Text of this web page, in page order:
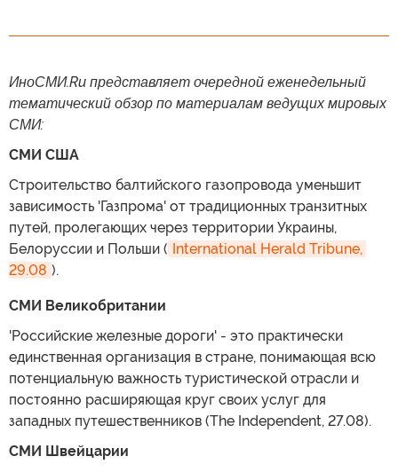
ИноСМИ.Ru представляет очередной еженедельный
тематический обзор по материалам ведущих мировых
СМИ:
СМИ США
Строительство балтийского газопровода уменьшит
зависимость 'Газпрома' от традиционных транзитных
путей, пролегающих через территории Украины,
Белоруссии и Польши ( International Herald Tribune,
29.08 ).
СМИ Великобритании
'Российские железные дороги' - это практически
единственная организация в стране, понимающая всю
потенциальную важность туристической отрасли и
постоянно расширяющая круг своих услуг для
западных путешественников (The Independent, 27.08).
СМИ Швейцарии